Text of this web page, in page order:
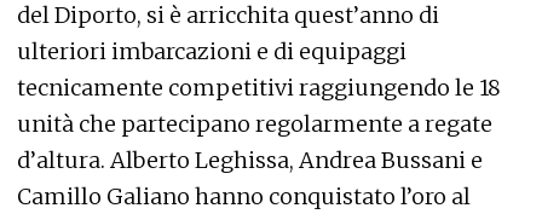
del Diporto, si è arricchita quest’anno di
ulteriori imbarcazioni e di equipaggi
tecnicamente competitivi raggiungendo le 18
unità che partecipano regolarmente a regate
d’altura. Alberto Leghissa, Andrea Bussani e
Camillo Galiano hanno conquistato l’oro al